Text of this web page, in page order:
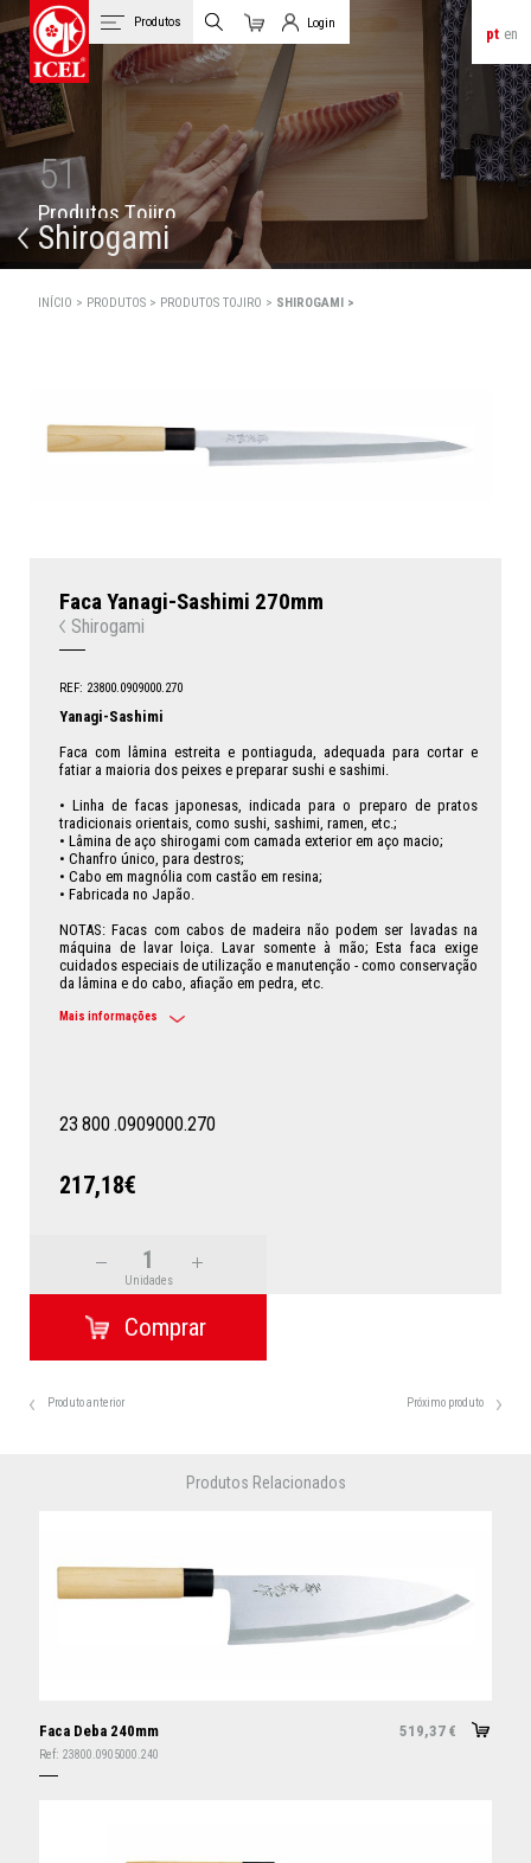
pt en
Produtos
Carrinho
Login
Login de Clientes
51
ProdutosTojiro
Shirogami
INÍCIO > PRODUTOS > PRODUTOS TOJIRO > SHIROGAMI >
Faca Yanagi-Sashimi 270mm
Shirogami
REF: 23800.0909000.270
Yanagi-Sashimi
Faca com lâmina estreita e pontiaguda, adequada para cortar e
fatiar a maioria dos peixes e preparar sushi e sashimi.
• Linha de facas japonesas, indicada para o preparo de pratos
tradicionais orientais, como sushi, sashimi, ramen, etc.;
• Lâmina de aço shirogami com camada exterior em aço macio;
• Chanfro único, para destros;
• Cabo em magnólia com castão em resina;
• Fabricada no Japão.
NOTAS: Facas com cabos de madeira não podem ser lavadas na
máquina de lavar loiça. Lavar somente à mão; Esta faca exige
cuidados especiais de utilização e manutenção - como conservação
da lâmina e do cabo, afiação em pedra, etc.
Mais informações
23 800 .0909000.270
217,18€
Unidades
Produto anterior Próximo produto
Produtos Relacionados
Faca Deba 240mm 519,37 €
Ref: 23800.0905000.240